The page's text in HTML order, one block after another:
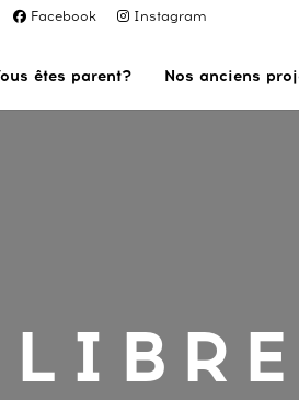
Facebook Instagram
êtes parent? Nos anciens